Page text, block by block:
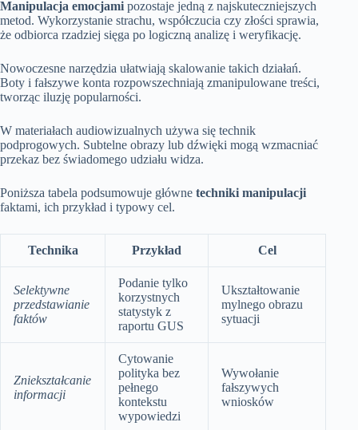
Manipulacja emocjami pozostaje jedną z najskuteczniejszych
metod. Wykorzystanie strachu, współczucia czy złości sprawia,
że odbiorca rzadziej sięga po logiczną analizę i weryfikację.
Nowoczesne narzędzia ułatwiają skalowanie takich działań.
Boty i fałszywe konta rozpowszechniają zmanipulowane treści,
tworząc iluzję popularności.
W materiałach audiowizualnych używa się technik
podprogowych. Subtelne obrazy lub dźwięki mogą wzmacniać
przekaz bez świadomego udziału widza.
Poniższa tabela podsumowuje główne techniki manipulacji
faktami, ich przykład i typowy cel.
Technika Przykład Cel
Selektywne
przedstawianie
faktów
Podanie tylko
korzystnych
statystyk z
raportu GUS
Ukształtowanie
mylnego obrazu
sytuacji
Zniekształcanie
informacji
Cytowanie
polityka bez
pełnego
kontekstu
wypowiedzi
Wywołanie
fałszywych
wniosków